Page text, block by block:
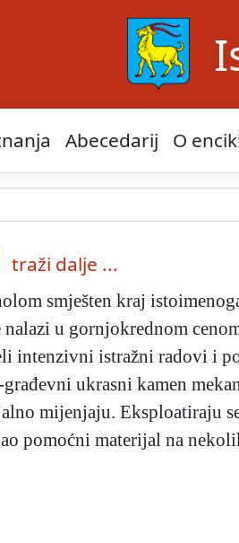
Abecedarij O
traži dalje ...
smješten kraj
nalazi u gornjokrednom
intenzivni istražni radovi i
ukrasni kamen
mijenjaju. Eksploatiraju
pomoćni materijal na